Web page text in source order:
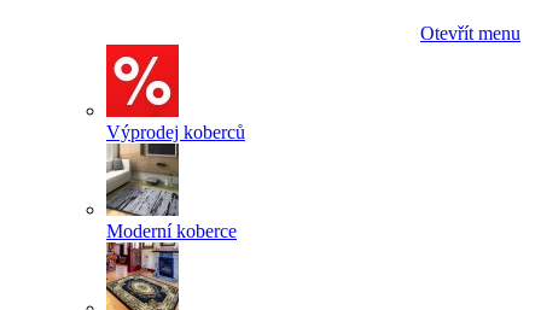
Otevřít menu
Výprodej koberců
Moderní koberce